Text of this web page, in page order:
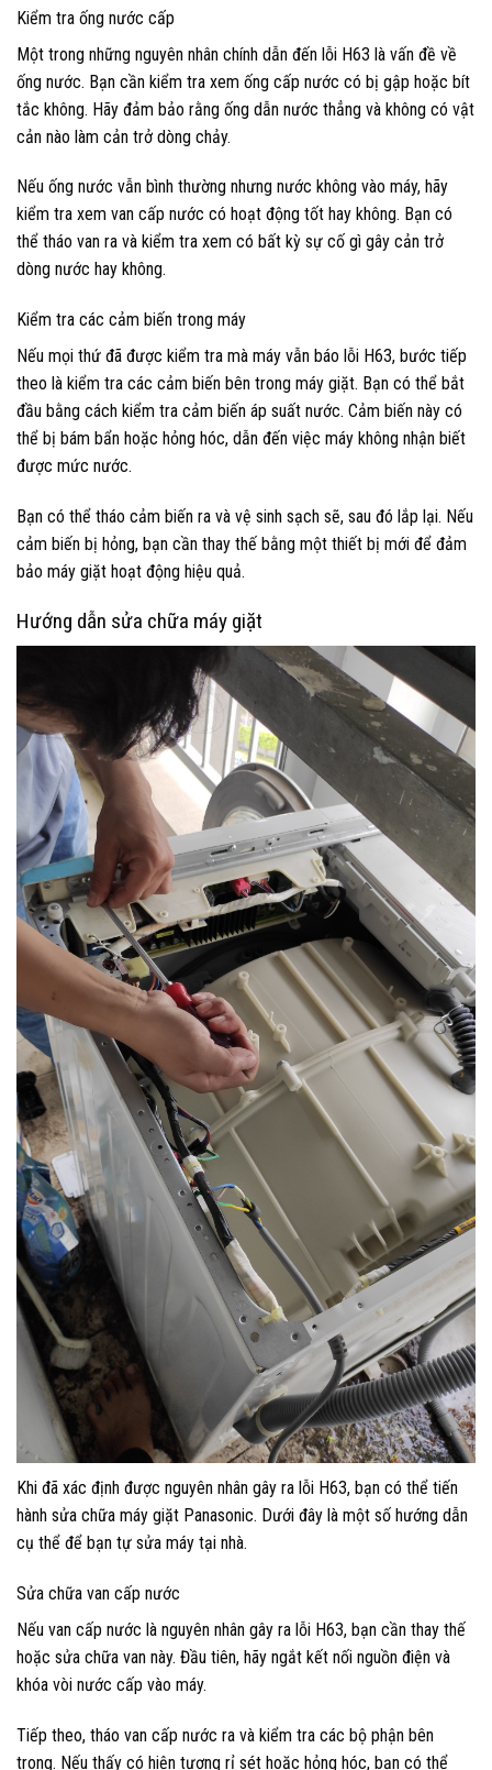
Kiểm tra ống nước cấp
Một trong những nguyên nhân chính dẫn đến lỗi H63 là vấn đề về
ống nước. Bạn cần kiểm tra xem ống cấp nước có bị gập hoặc bít
tắc không. Hãy đảm bảo rằng ống dẫn nước thẳng và không có vật
cản nào làm cản trở dòng chảy.
Nếu ống nước vẫn bình thường nhưng nước không vào máy, hãy
kiểm tra xem van cấp nước có hoạt động tốt hay không. Bạn có
thể tháo van ra và kiểm tra xem có bất kỳ sự cố gì gây cản trở
dòng nước hay không.
Kiểm tra các cảm biến trong máy
Nếu mọi thứ đã được kiểm tra mà máy vẫn báo lỗi H63, bước tiếp
theo là kiểm tra các cảm biến bên trong máy giặt. Bạn có thể bắt
đầu bằng cách kiểm tra cảm biến áp suất nước. Cảm biến này có
thể bị bám bẩn hoặc hỏng hóc, dẫn đến việc máy không nhận biết
được mức nước.
Bạn có thể tháo cảm biến ra và vệ sinh sạch sẽ, sau đó lắp lại. Nếu
cảm biến bị hỏng, bạn cần thay thế bằng một thiết bị mới để đảm
bảo máy giặt hoạt động hiệu quả.
Hướng dẫn sửa chữa máy giặt
Khi đã xác định được nguyên nhân gây ra lỗi H63, bạn có thể tiến
hành sửa chữa máy giặt Panasonic. Dưới đây là một số hướng dẫn
cụ thể để bạn tự sửa máy tại nhà.
Sửa chữa van cấp nước
Nếu van cấp nước là nguyên nhân gây ra lỗi H63, bạn cần thay thế
hoặc sửa chữa van này. Đầu tiên, hãy ngắt kết nối nguồn điện và
khóa vòi nước cấp vào máy.
Tiếp theo, tháo van cấp nước ra và kiểm tra các bộ phận bên
trong. Nếu thấy có hiện tượng rỉ sét hoặc hỏng hóc, bạn có thể